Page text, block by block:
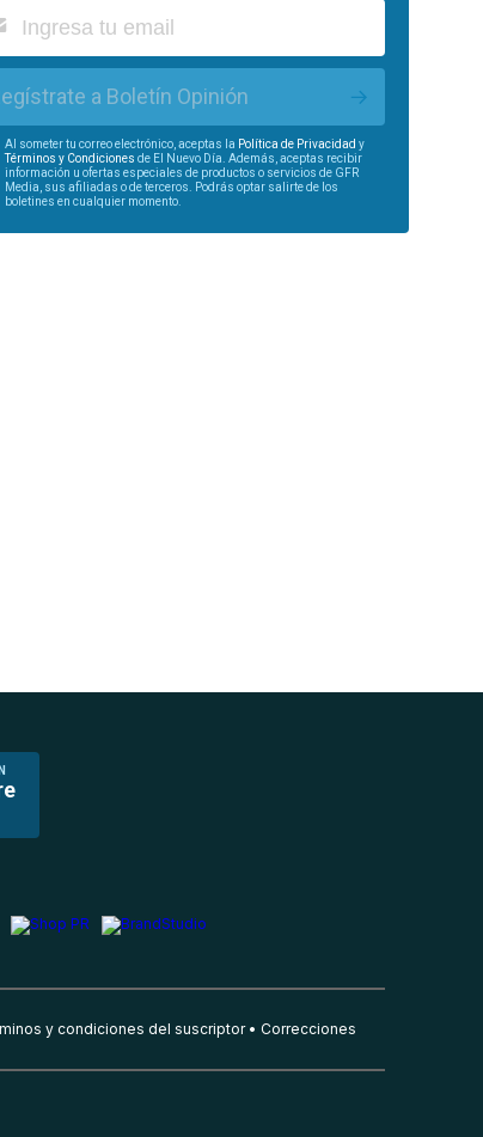
a Boletín Opinión
Al someter tu correo electrónico, aceptas la Política de Privacidad y
Términos y Condiciones de El Nuevo Día. Además, aceptas recibir
información u ofertas especiales de productos o servicios de GFR
Media, sus afiliadas o de terceros. Podrás optar salirte de los
boletines en cualquier momento.
y condiciones del suscriptor Correcciones